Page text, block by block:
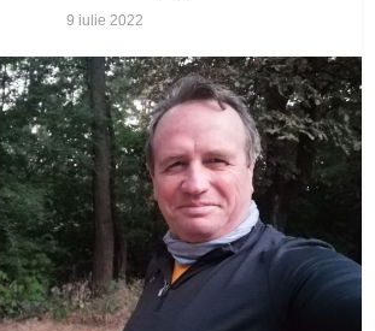
9 iulie 2022